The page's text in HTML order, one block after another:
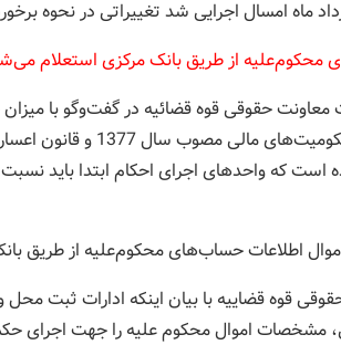
از طریق بانک مرکزی استعلام
حقوقی قوه قضائیه در گفت‌وگو با میزان
است که واحدهای اجرای احکام ابتدا باید
اطلاعات حساب‌های محکوم‌علیه از طریق
قوه قضاییه با بیان اینکه ادارات ثبت
اموال محکوم علیه را جهت اجرای